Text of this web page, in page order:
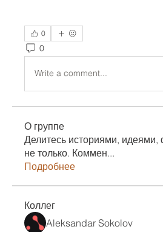
0
0
Write a comment...
О группе
Делитесь историями,
не только. Коммен...
Подробнее
Коллег
Aleksandar Sokolov